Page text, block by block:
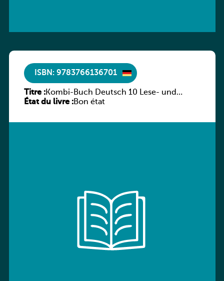
ISBN: 9783766136701
Titre :Kombi-Buch Deutsch 10 Lese- und
Sprachbuch
État du livre :Bon état